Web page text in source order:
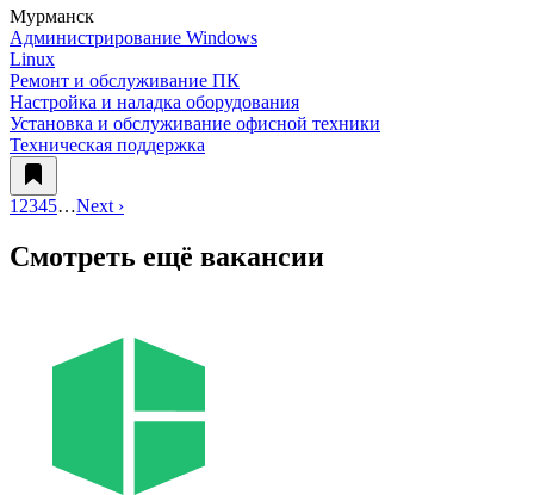
Мурманск
Администрирование Windows
Linux
Ремонт и обслуживание ПК
Настройка и наладка оборудования
Установка и обслуживание офисной техники
Техническая поддержка
1 2345…Next ›
Смотреть ещё вакансии